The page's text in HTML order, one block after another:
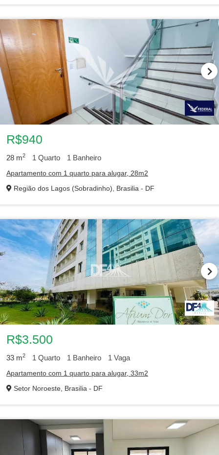
R$940
28 m2 1 Quarto 1 Banheiro
Apartamento com 1 quarto para alugar, 28m2
Região dos Lagos (Sobradinho), Brasilia - DF
R$3.500
33 m2 1 Quarto 1 Banheiro 1 Vaga
Apartamento com 1 quarto para alugar, 33m2
Setor Noroeste, Brasilia - DF